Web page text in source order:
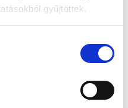
gyűjtöttek.